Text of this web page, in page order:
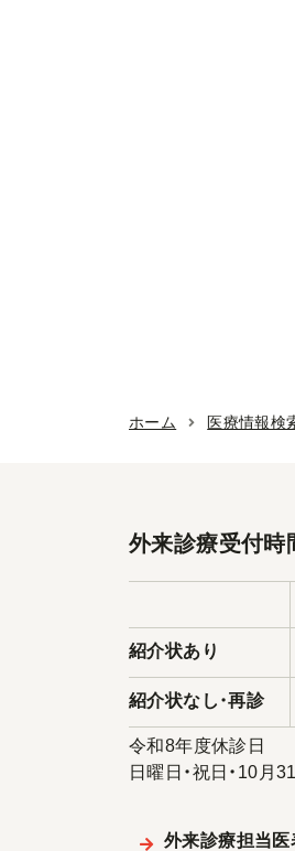
ホーム 医療情報検
外来診療受付時
紹介状あり
紹介状なし ・再診
令和8年度休診日
日曜日・祝日・10月
外来診療担当医